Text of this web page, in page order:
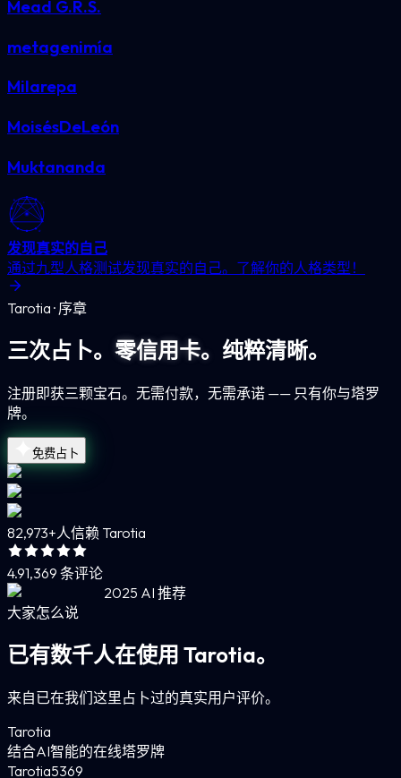
Mead G.R.S.
metagenimía
Milarepa
MoisésDeLeón
Muktananda
发现真实的自己
通过九型人格测试发现真实的自己。了解你的人格类型！
Tarotia · 序章
三次占卜。 零信用卡。 纯粹清晰。
注册即获三颗宝石。无需付款，无需承诺 —— 只有你与塔罗
牌。
免费占卜
82,973+人信赖 Tarotia
4.91,369 条评论
2025 AI 推荐
大家怎么说
已有数千人在使用 Tarotia。
来自已在我们这里占卜过的真实用户评价。
Tarotia
结合AI智能的在线塔罗牌
Tarotia5369